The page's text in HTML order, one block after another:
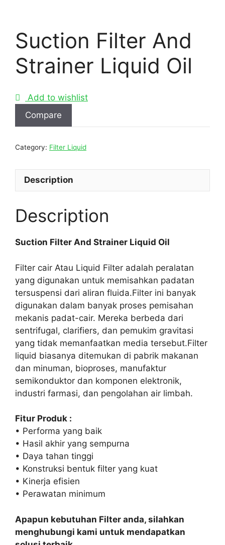
Suction Filter And
Strainer Liquid Oil
Add to wishlist
Compare
Category: Filter Liquid
Description
Description
Suction Filter And Strainer Liquid Oil
Filter cair Atau Liquid Filter adalah peralatan
yang digunakan untuk memisahkan padatan
tersuspensi dari aliran fluida.Filter ini banyak
digunakan dalam banyak proses pemisahan
mekanis padat-cair. Mereka berbeda dari
sentrifugal, clarifiers, dan pemukim gravitasi
yang tidak memanfaatkan media tersebut.Filter
liquid biasanya ditemukan di pabrik makanan
dan minuman, bioproses, manufaktur
semikonduktor dan komponen elektronik,
industri farmasi, dan pengolahan air limbah.
Fitur Produk :
• Performa yang baik
• Hasil akhir yang sempurna
• Daya tahan tinggi
• Konstruksi bentuk filter yang kuat
• Kinerja efisien
• Perawatan minimum
Apapun kebutuhan Filter anda, silahkan
menghubungi kami untuk mendapatkan